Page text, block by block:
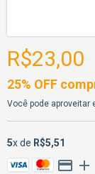
R$23,00
25% OFF
Você pode aproveitar
5x de R$5,51